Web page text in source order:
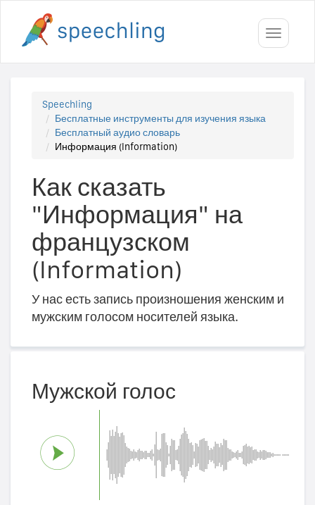
Toggle
Speechling
Бесплатные инструменты для изучения языка
Бесплатный аудио словарь
Информация (Information)
Как сказать
"Информация" на
французском
(Information)
У нас есть запись произношения женским и
мужским голосом носителей языка.
Мужской голос